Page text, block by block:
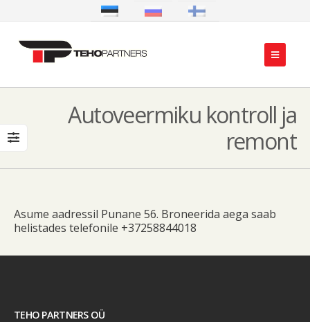
Autoveermiku kontroll ja
remont
Asume aadressil Punane 56. Broneerida aega saab
helistades telefonile +37258844018
TEHO PARTNERS OÜ